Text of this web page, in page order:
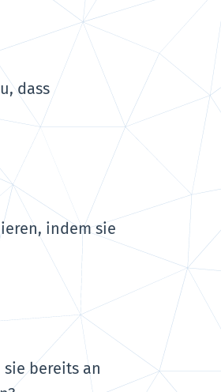
dass
indem sie
bereits an